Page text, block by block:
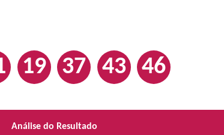
19 37 43 46
Análise do Resultado